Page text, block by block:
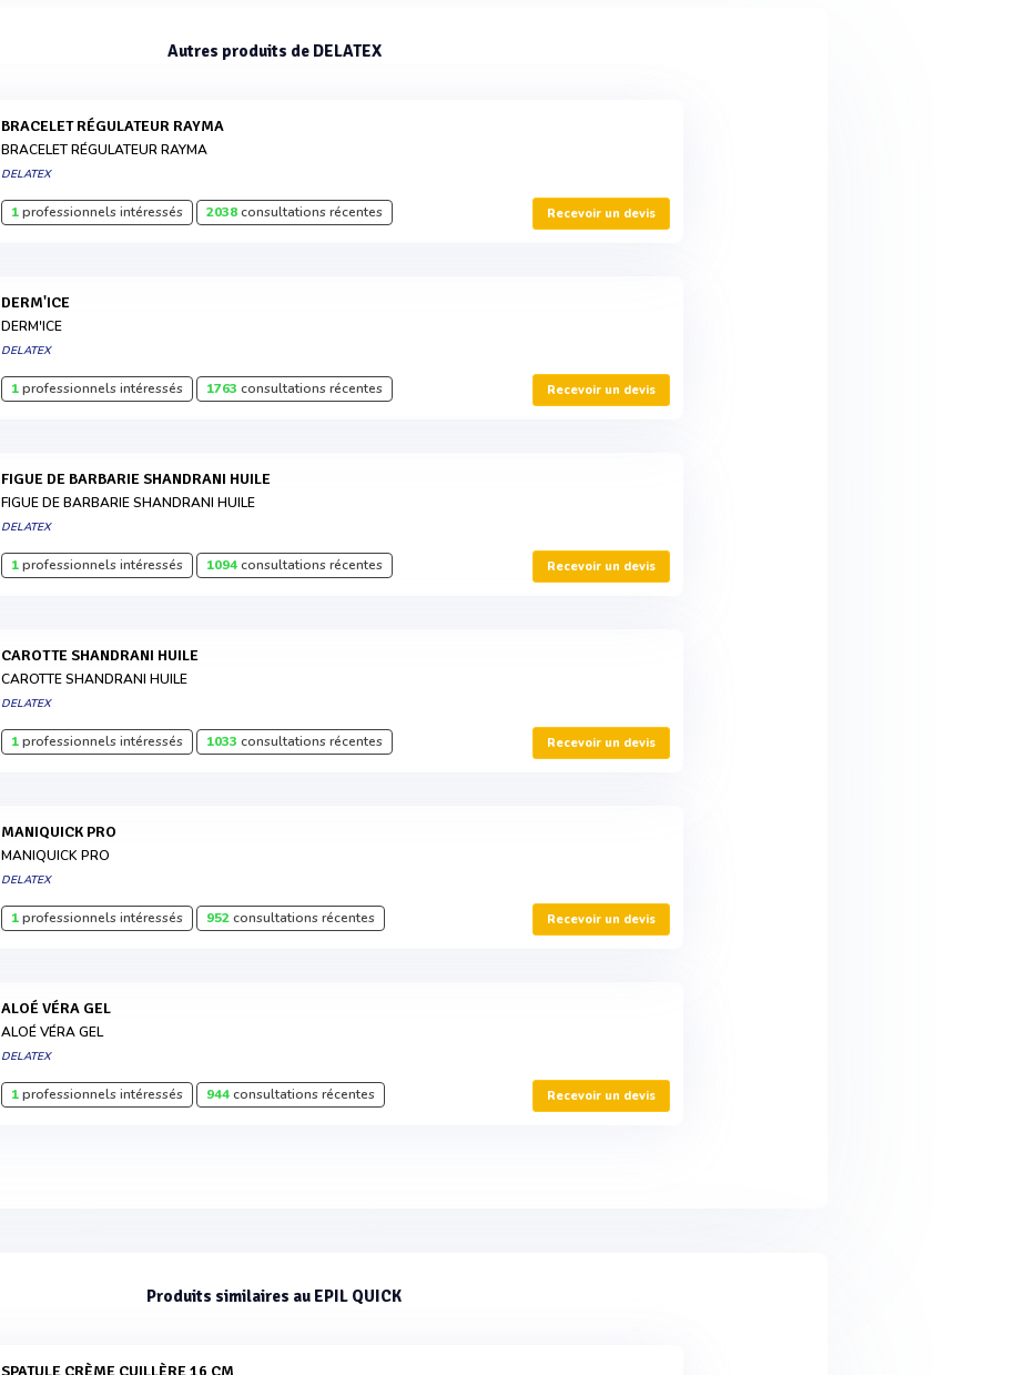
Autres produits de DELATEX
BRACELET RÉGULATEUR RAYMA
BRACELET RÉGULATEUR RAYMA
DELATEX
1professionnels intéressés 2038consultations récentes Recevoir un devis
DERM'ICE
DERM'ICE
DELATEX
1professionnels intéressés 1763 consultations récentes Recevoir un devis
FIGUE DE BARBARIE SHANDRANI HUILE
FIGUE DE BARBARIE SHANDRANI HUILE
DELATEX
1professionnels intéressés 1094consultations récentes Recevoir un devis
CAROTTE SHANDRANI HUILE
CAROTTE SHANDRANI HUILE
DELATEX
1professionnels intéressés 1033 consultations récentes Recevoir un devis
MANIQUICK PRO
MANIQUICK PRO
DELATEX
1professionnels intéressés 952consultations récentes Recevoir un devis
ALOÉ VÉRA GEL
ALOÉ VÉRA GEL
DELATEX
1professionnels intéressés 944consultations récentes Recevoir un devis
Produits similaires au EPIL QUICK
SPATULE CRÈME CUILLÈRE 16 CM